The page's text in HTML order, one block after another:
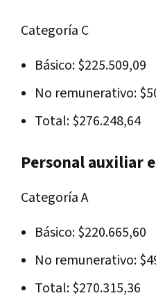
Categoría C
Básico: $225.509,09
No remunerativo:
Total: $276.248,64
Personal auxiliar
Categoría A
Básico: $220.665,60
No remunerativo:
Total: $270.315,36